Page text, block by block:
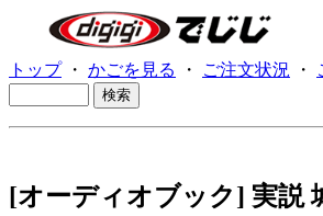
トップ・ かごを見る ・ ご注文状況 ・
[オーディオブック] 実説